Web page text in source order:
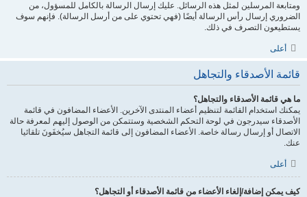
ومتابعة المرسلين لمثل هذه الرسائل. عليك إرسال الرسالة بالكامل للمسؤول، من
الضروري إرسال رأس الرسالة أيضًا (فهي تحتوي على من أرسل الرسالة). فإنهم سوف
يستطيعون التصرف في ذلك.
أعلى
قائمة الأصدقاء والتجاهل
ما هي قائمة الأصدقاء والتجاهل؟
يمكنك استخدام القائمة لتنظيم أعضاء المنتدى الآخرين. الأعضاء المضافون في قائمة
الأصدقاء سيدرجون في لوحة التحكم الشخصية وستتمكن من الوصول إليهم لمعرفة حالة
الاتصال أو إرسال رسالة خاصة. الأعضاء المضافون إلى قائمة التجاهل سيُخفَونَ تلقائيا
عنك.
أعلى
كيف يمكن إضافة/إلغاء الأعضاء من قائمة الأصدقاء أو التجاهل؟